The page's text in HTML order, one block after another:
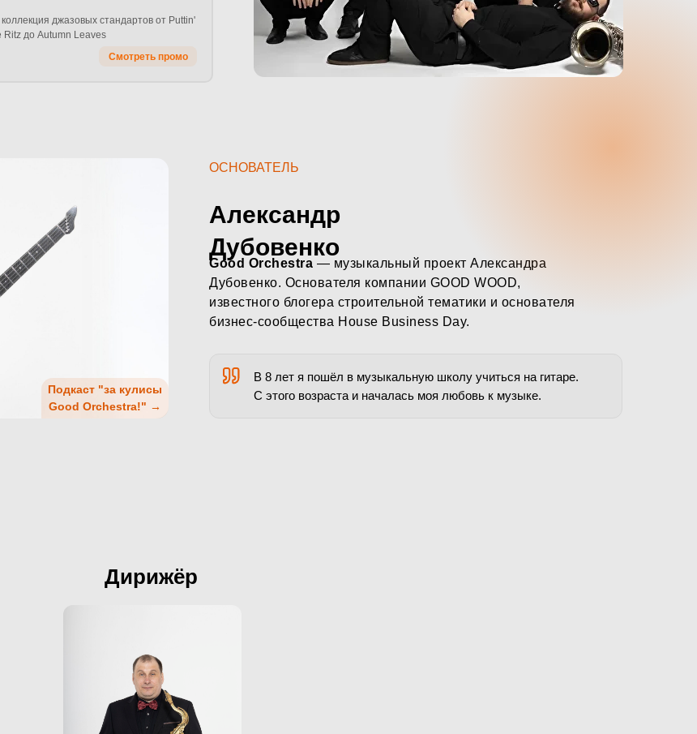
джазовых стандартов от Puttin'
Ritz до Autumn Leaves
Смотреть промо
ОСНОВАТЕЛЬ
Good Orchestra — музыкальный проект Александра
Дубовенко. Основателя компании GOOD WOOD,
известного блогера строительной тематики и основателя
бизнес-сообщества House Business Day.
Александр
Дубовенко
В 8 лет я пошёл в музыкальную школу учиться на гитаре.
С этого возраста и началась моя любовь к музыке.
Подкаст "за кулисы
Good Orchestra!" →
Дирижёр